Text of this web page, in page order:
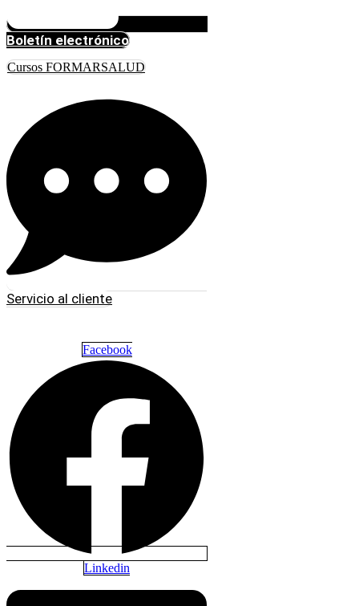
Boletín electrónico
Cursos FORMARSALUD
Servicio al cliente
Facebook
Linkedin